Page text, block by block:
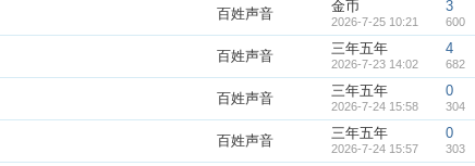
百姓声音 金币
2026-7-25 10:21
3
600
百姓声音 三年五年
2026-7-23 14:02
4
682
百姓声音 三年五年
2026-7-24 15:58
0
304
百姓声音 三年五年
2026-7-24 15:57
0
303